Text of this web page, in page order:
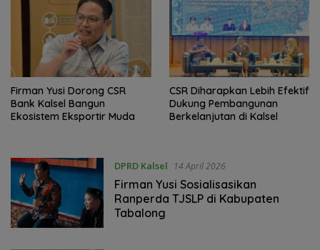
Firman Yusi Dorong CSR
Bank Kalsel Bangun
Ekosistem Eksportir Muda
‎CSR Diharapkan Lebih Efektif
Dukung Pembangunan
Berkelanjutan di Kalsel ‎
DPRD Kalsel 14 April 2026
‎Firman Yusi Sosialisasikan
Ranperda TJSLP di Kabupaten
Tabalong